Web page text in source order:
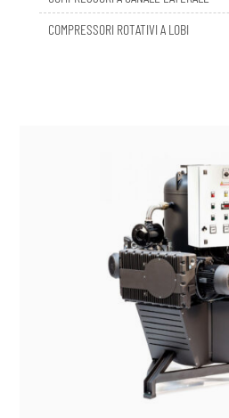
COMPRESSORI ROTATIVI A LOBI